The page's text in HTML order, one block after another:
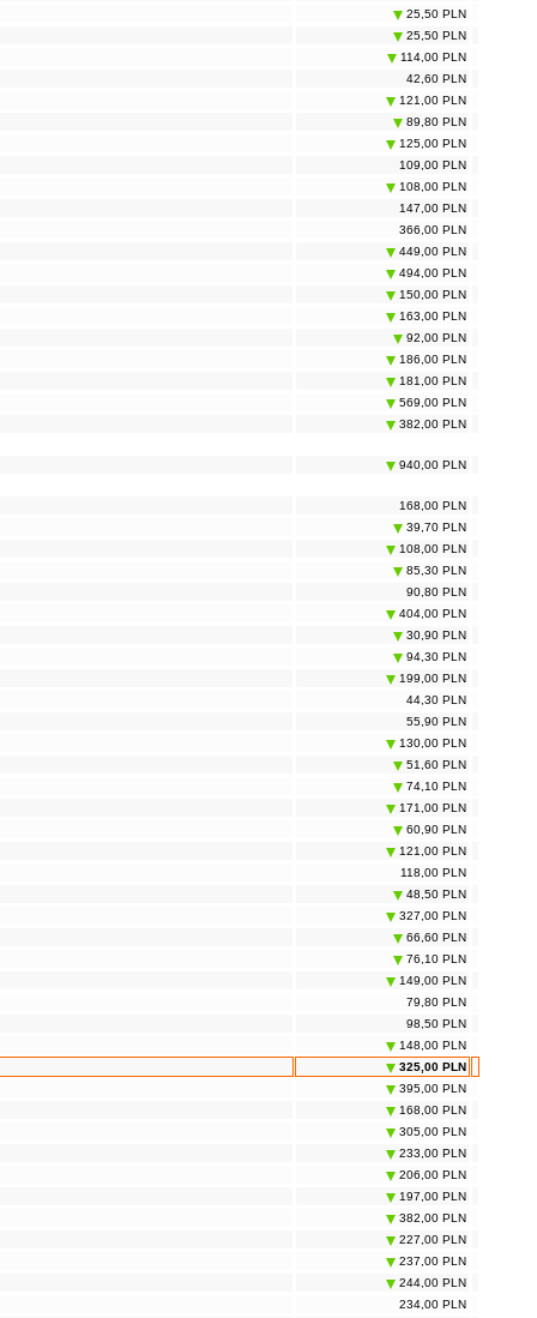
25,50 PLN
25,50 PLN
114,00 PLN
42,60 PLN
121,00 PLN
89,80 PLN
125,00 PLN
109,00 PLN
108,00 PLN
147,00 PLN
366,00 PLN
449,00 PLN
494,00 PLN
150,00 PLN
163,00 PLN
92,00 PLN
186,00 PLN
181,00 PLN
569,00 PLN
382,00 PLN
940,00 PLN
168,00 PLN
39,70 PLN
108,00 PLN
85,30 PLN
90,80 PLN
404,00 PLN
30,90 PLN
94,30 PLN
199,00 PLN
44,30 PLN
55,90 PLN
130,00 PLN
51,60 PLN
74,10 PLN
171,00 PLN
60,90 PLN
121,00 PLN
118,00 PLN
48,50 PLN
327,00 PLN
66,60 PLN
76,10 PLN
149,00 PLN
79,80 PLN
98,50 PLN
148,00 PLN
325,00 PLN
395,00 PLN
168,00 PLN
305,00 PLN
233,00 PLN
206,00 PLN
197,00 PLN
382,00 PLN
227,00 PLN
237,00 PLN
244,00 PLN
234,00 PLN